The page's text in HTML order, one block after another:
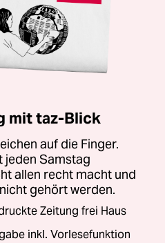
mit taz-Blick
auf die Finger.
jeden Samstag
allen recht macht und
gehört werden.
Zeitung frei Haus
inkl. Vorlesefunktion